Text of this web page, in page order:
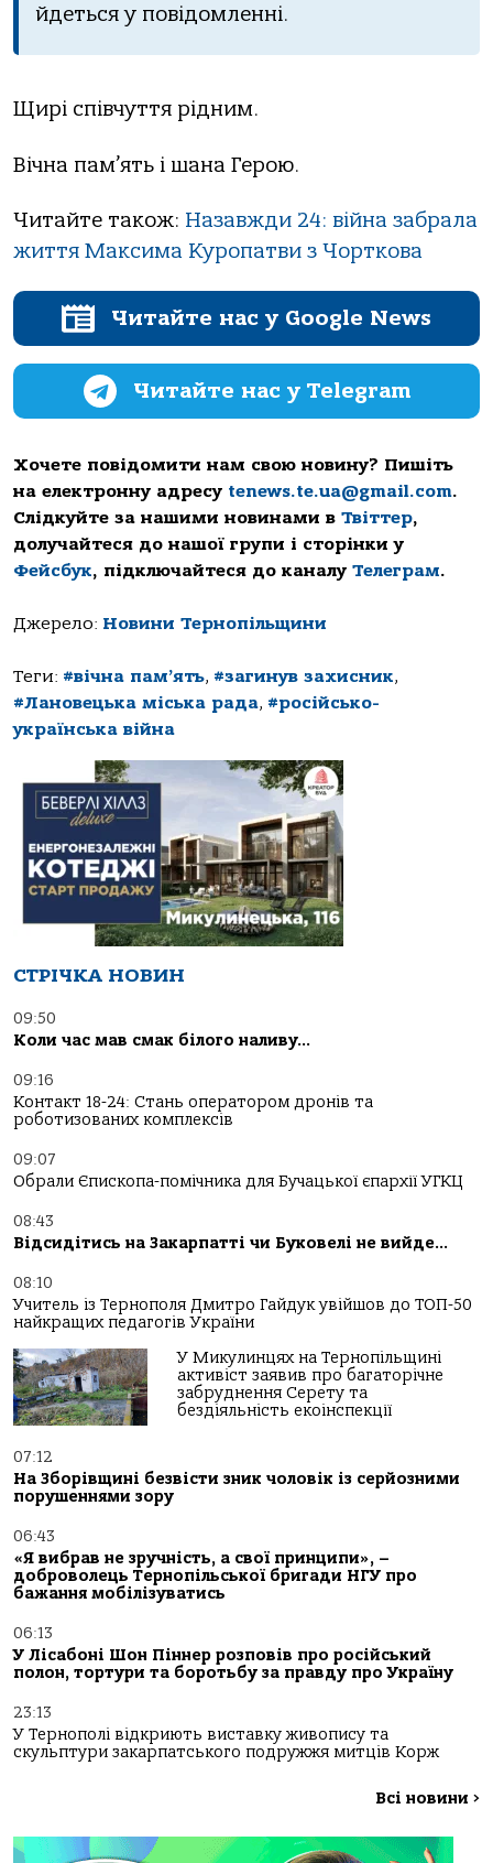
йдеться у повідомленні.
Щирі співчуття рідним.
Вічна пам’ять і шана Герою.
Читайте також: Назавжди 24: війна забрала
життя Максима Куропатви з Чорткова
Читайте нас у Google News
Читайте нас у Telegram
Хочете повідомити нам свою новину? Пишіть
на електронну адресу tenews.te.ua@gmail.com.
Слідкуйте за нашими новинами в Твіттер,
долучайтеся до нашої групи і сторінки у
Фейсбук, підключайтеся до каналу Телеграм.
Джерело: Новини Тернопільщини
Теги: #вічна пам’ять, #загинув захисник,
#Лановецька міська рада, #російсько-
українська війна
СТРІЧКА НОВИН
09:50
Коли час мав смак білого наливу…
09:16
Контакт 18-24: Стань оператором дронів та
роботизованих комплексів
09:07
Обрали Єпископа-помічника для Бучацької єпархії УГКЦ
08:43
Відсидітись на Закарпатті чи Буковелі не вийде…
08:10
Учитель із Тернополя Дмитро Гайдук увійшов до ТОП-50
найкращих педагогів України
У Микулинцях на Тернопільщині
активіст заявив про багаторічне
забруднення Серету та
бездіяльність екоінспекції
07:12
На Зборівщині безвісти зник чоловік із серйозними
порушеннями зору
06:43
«Я вибрав не зручність, а свої принципи», –
доброволець Тернопільської бригади НГУ про
бажання мобілізуватись
06:13
У Лісабоні Шон Піннер розповів про російський
полон, тортури та боротьбу за правду про Україну
23:13
У Тернополі відкриють виставку живопису та
скульптури закарпатського подружжя митців Корж
Всі новини >